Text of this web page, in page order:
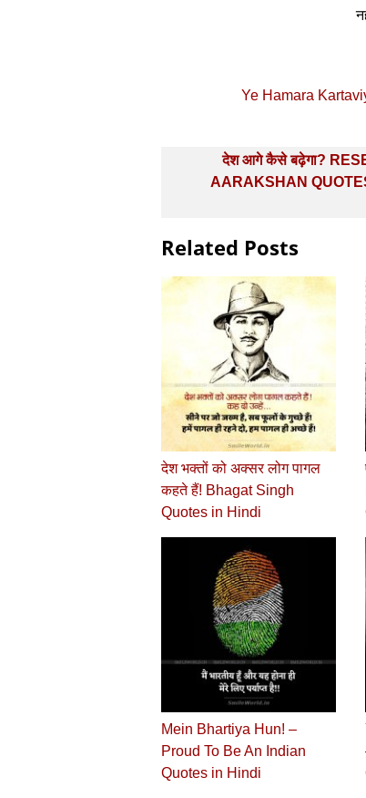
Ye Hamara
navigation
देश आगे कैसे बढ़ेगा?
AARAKSHAN
Related Posts
देश भक्तों को अक्सर लोग पागल
कहते हैं! Bhagat Singh
Quotes in Hindi
Mein Bhartiya Hun! –
Proud To Be An Indian
Quotes in Hindi